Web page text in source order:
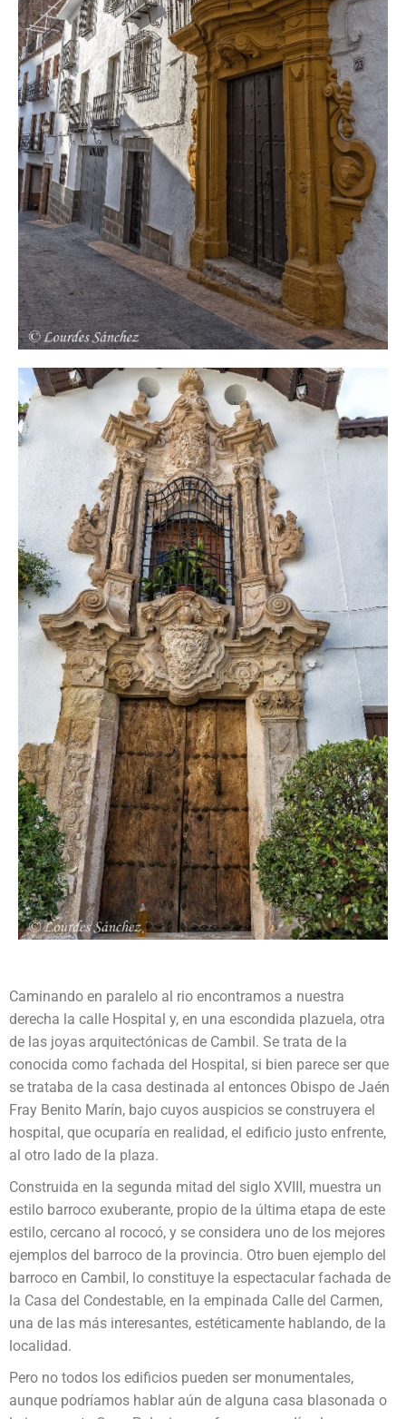
Caminando en paralelo al rio encontramos a nuestra
derecha la calle Hospital y, en una escondida plazuela, otra
de las joyas arquitectónicas de Cambil. Se trata de la
conocida como fachada del Hospital, si bien parece ser que
se trataba de la casa destinada al entonces Obispo de Jaén
Fray Benito Marín, bajo cuyos auspicios se construyera el
hospital, que ocuparía en realidad, el edificio justo enfrente,
al otro lado de la plaza.
Construida en la segunda mitad del siglo XVIII, muestra un
estilo barroco exuberante, propio de la última etapa de este
estilo, cercano al rococó, y se considera uno de los mejores
ejemplos del barroco de la provincia. Otro buen ejemplo del
barroco en Cambil, lo constituye la espectacular fachada de
la Casa del Condestable, en la empinada Calle del Carmen,
una de las más interesantes, estéticamente hablando, de la
localidad.
Pero no todos los edificios pueden ser monumentales,
aunque podríamos hablar aún de alguna casa blasonada o